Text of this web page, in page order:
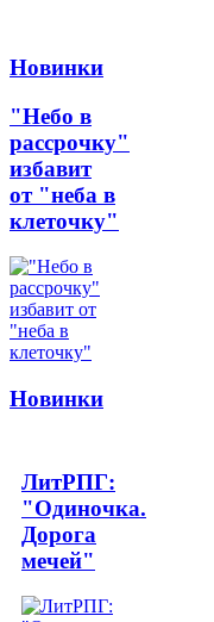
Новинки
"Небо в
рассрочку"
избавит
от "неба в
клеточку"
Новинки
ЛитРПГ:
"Одиночка.
Дорога
мечей"